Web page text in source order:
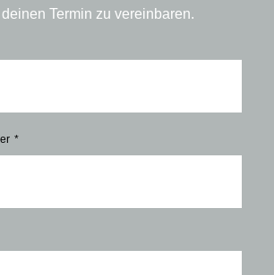
Termin zu vereinbaren.